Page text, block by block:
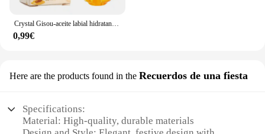
Crystal Gisou-aceite labial hidratante, brillo de labios líquido de larga duración, aceite hidratante, cuidado de labios
0,99€
Here are the products found in the Recuerdos de una fiesta
Specifications:
Material: High-quality, durable materials